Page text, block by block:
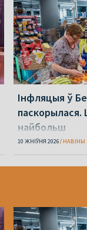
Інфляцыя ў
найбольш
10 ЖНІЎНЯ 2026 НАВІНЫ